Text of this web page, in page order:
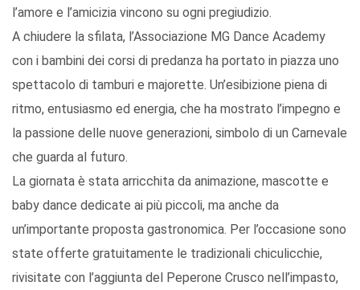
l’amore e l’amicizia vincono su ogni pregiudizio.
A chiudere la sfilata, l’Associazione MG Dance Academy
con i bambini dei corsi di predanza ha portato in piazza uno
spettacolo di tamburi e majorette. Un’esibizione piena di
ritmo, entusiasmo ed energia, che ha mostrato l’impegno e
la passione delle nuove generazioni, simbolo di un Carnevale
che guarda al futuro.
La giornata è stata arricchita da animazione, mascotte e
baby dance dedicate ai più piccoli, ma anche da
un’importante proposta gastronomica. Per l’occasione sono
state offerte gratuitamente le tradizionali chiculicchie,
rivisitate con l’aggiunta del Peperone Crusco nell’impasto,